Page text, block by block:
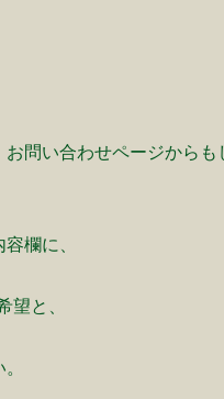
お問い合わせページからも
欄に、
望と、